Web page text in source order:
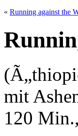
« Running against the
mit
120